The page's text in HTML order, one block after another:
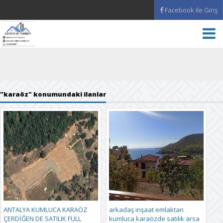
Facebook ile Giriş
"karaöz" konumundaki ilanlar
ANTALYA KUMLUCA KARAÖZ
ÇERDİĞEN DE SATILIK FULL
arkadaş inşaat emlaktan
kumluca karaözde satılık arsa